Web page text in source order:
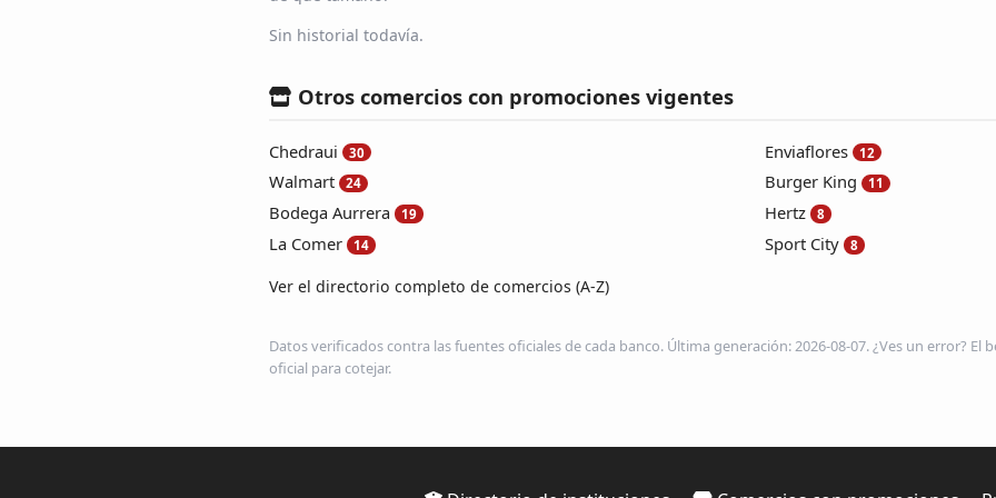
Sin historial todavía.
Otros comercios con promociones vigentes
Chedraui 30
Walmart 24
Bodega Aurrera 19
La Comer 14
Enviaflores 12
Burger King 11
Hertz 8
Sport City 8
Ver el directorio completo de comercios (A-Z)
Datos verificados contra las fuentes oficiales de cada banco. Última generación: 2026-08-07. ¿Ves un error? El
oficial para cotejar.